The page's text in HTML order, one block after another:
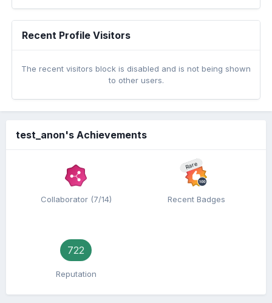
Recent Profile Visitors
The recent visitors block is disabled and is not being shown
to other users.
test_anon's Achievements
Collaborator (7/14)
Rare
Recent Badges
722
Reputation